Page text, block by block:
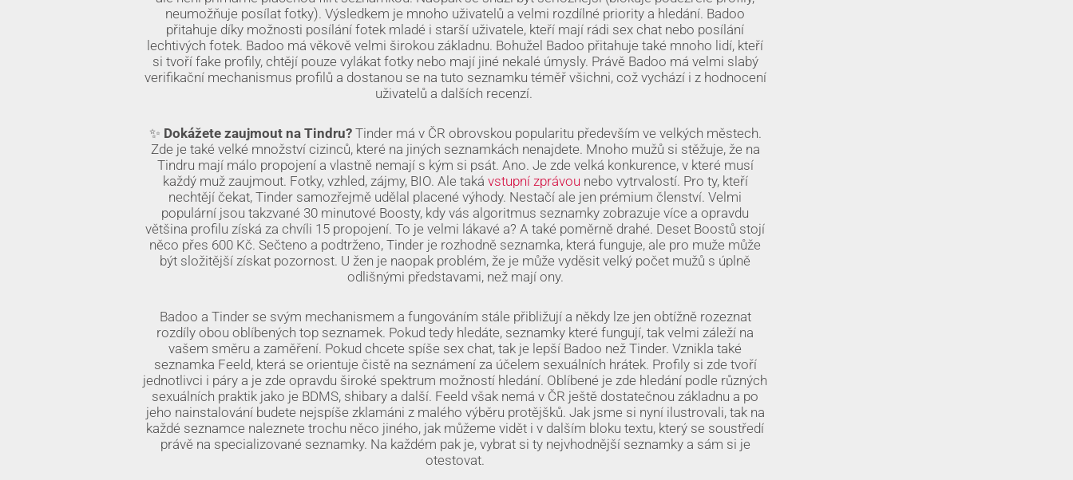
neumožňuje posílat fotky). Výsledkem je mnoho uživatelů a velmi rozdílné priority a hledání. Badoo
přitahuje díky možnosti posílání fotek mladé i starší uživatele, kteří mají rádi sex chat nebo posílání
lechtivých fotek. Badoo má věkově velmi širokou základnu. Bohužel Badoo přitahuje také mnoho lidí, kteří
si tvoří fake profily, chtějí pouze vylákat fotky nebo mají jiné nekalé úmysly. Právě Badoo má velmi slabý
verifikační mechanismus profilů a dostanou se na tuto seznamku téměř všichni, což vychází i z hodnocení
uživatelů a dalších recenzí.
✨ Dokážete zaujmout na Tindru?Tinder má v ČR obrovskou popularitu především ve velkých městech.
Zde je také velké množství cizinců, které na jiných seznamkách nenajdete. Mnoho mužů si stěžuje, že na
Tindru mají málo propojení a vlastně nemají s kým si psát. Ano. Je zde velká konkurence, v které musí
každý muž zaujmout. Fotky, vzhled, zájmy, BIO. Ale taká vstupní zprávou nebo vytrvalostí. Pro ty, kteří
nechtějí čekat, Tinder samozřejmě udělal placené výhody. Nestačí ale jen prémium členství. Velmi
populární jsou takzvané 30 minutové Boosty, kdy vás algoritmus seznamky zobrazuje více a opravdu
většina profilu získá za chvíli 15 propojení. To je velmi lákavé a? A také poměrně drahé. Deset Boostů stojí
něco přes 600 Kč. Sečteno a podtrženo, Tinder je rozhodně seznamka, která funguje, ale pro muže může
být složitější získat pozornost. U žen je naopak problém, že je může vyděsit velký počet mužů s úplně
odlišnými představami, než mají ony.
Badoo a Tinder se svým mechanismem a fungováním stále přibližují a někdy lze jen obtížně rozeznat
rozdíly obou oblíbených top seznamek. Pokud tedy hledáte, seznamky které fungují, tak velmi záleží na
vašem směru a zaměření. Pokud chcete spíše sex chat, tak je lepší Badoo než Tinder. Vznikla také
seznamka Feeld, která se orientuje čistě na seznámení za účelem sexuálních hrátek. Profily si zde tvoří
jednotlivci i páry a je zde opravdu široké spektrum možností hledání. Oblíbené je zde hledání podle různých
sexuálních praktik jako je BDMS, shibary a další. Feeld však nemá v ČR ještě dostatečnou základnu a po
jeho nainstalování budete nejspíše zklamáni z malého výběru protějšků. Jak jsme si nyní ilustrovali, tak na
každé seznamce naleznete trochu něco jiného, jak můžeme vidět i v dalším bloku textu, který se soustředí
právě na specializované seznamky. Na každém pak je, vybrat si ty nejvhodnější seznamky a sám si je
otestovat.